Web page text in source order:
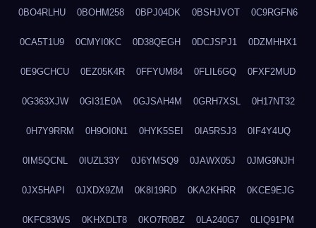
0BO4RLHU 0BOHM258 0BPJ04DK 0BSHJVOT 0C9RGFN6
0CA5T1U9 0CMYI0KC 0D38QEGH 0DCJSPJ1 0DZMHHX1
0E9GCHCU 0EZ05K4R 0FFYUM84 0FLIL6GQ 0FXF2MUD
0G363XJW 0GI31E0A 0GJSAH4M 0GRH7XSL 0H17NT32
0H7Y9RRM 0H9OI0N1 0HYK5SEI 0IA5RSJ3 0IF4Y4UQ
0IM5QCNL 0IUZL33Y 0J6YMSQ9 0JAWX05J 0JMG9NJH
0JX5HAPI 0JXDX9ZM 0K8I19RD 0KA2KHRR 0KCE9EJG
0KFC83WS 0KHXDLT8 0KO7R0BZ 0LA240G7 0LIQ91PM